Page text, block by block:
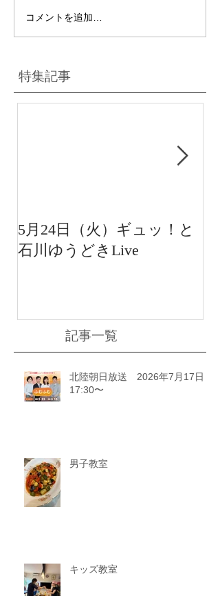
コメントを追加…
特集記事
5月24日（火）ギュッ！と
石川ゆうどきLive
記事一覧
北陸朝日放送 2026年7月17日
17:30〜
男子教室
キッズ教室